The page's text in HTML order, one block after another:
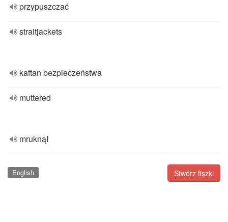
przypuszczać
straitjackets
kaftan bezpieczeństwa
muttered
mruknął
Stwórz fiszki
English